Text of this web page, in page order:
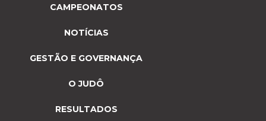
CAMPEONATOS
NOTÍCIAS
GESTÃO E GOVERNANÇA
O JUDÔ
RESULTADOS